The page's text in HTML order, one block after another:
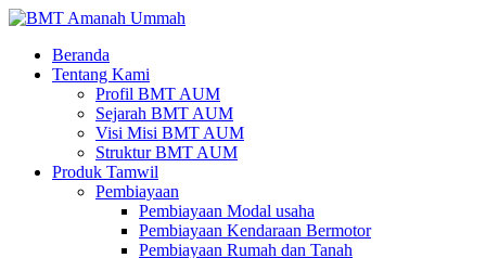
Beranda
Tentang Kami
Profil BMT AUM
Sejarah BMT AUM
Visi Misi BMT AUM
Struktur BMT AUM
Produk Tamwil
Pembiayaan
Pembiayaan Modal usaha
Pembiayaan Kendaraan Bermotor
Pembiayaan Rumah dan Tanah